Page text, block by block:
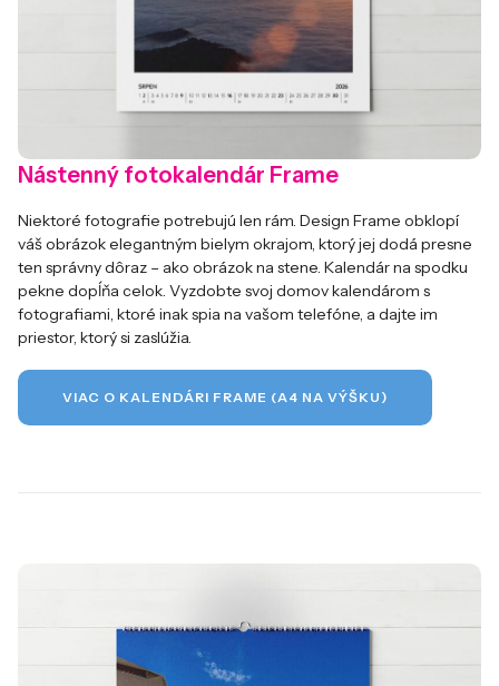
Nástenný fotokalendár Frame
Niektoré fotografie potrebujú len rám. Design Frame obklopí
váš obrázok elegantným bielym okrajom, ktorý jej dodá presne
ten správny dôraz – ako obrázok na stene. Kalendár na spodku
pekne dopĺňa celok. Vyzdobte svoj domov kalendárom s
fotografiami, ktoré inak spia na vašom telefóne, a dajte im
priestor, ktorý si zaslúžia.
VIAC O KALENDÁRI FRAME (A4 NA VÝŠKU)